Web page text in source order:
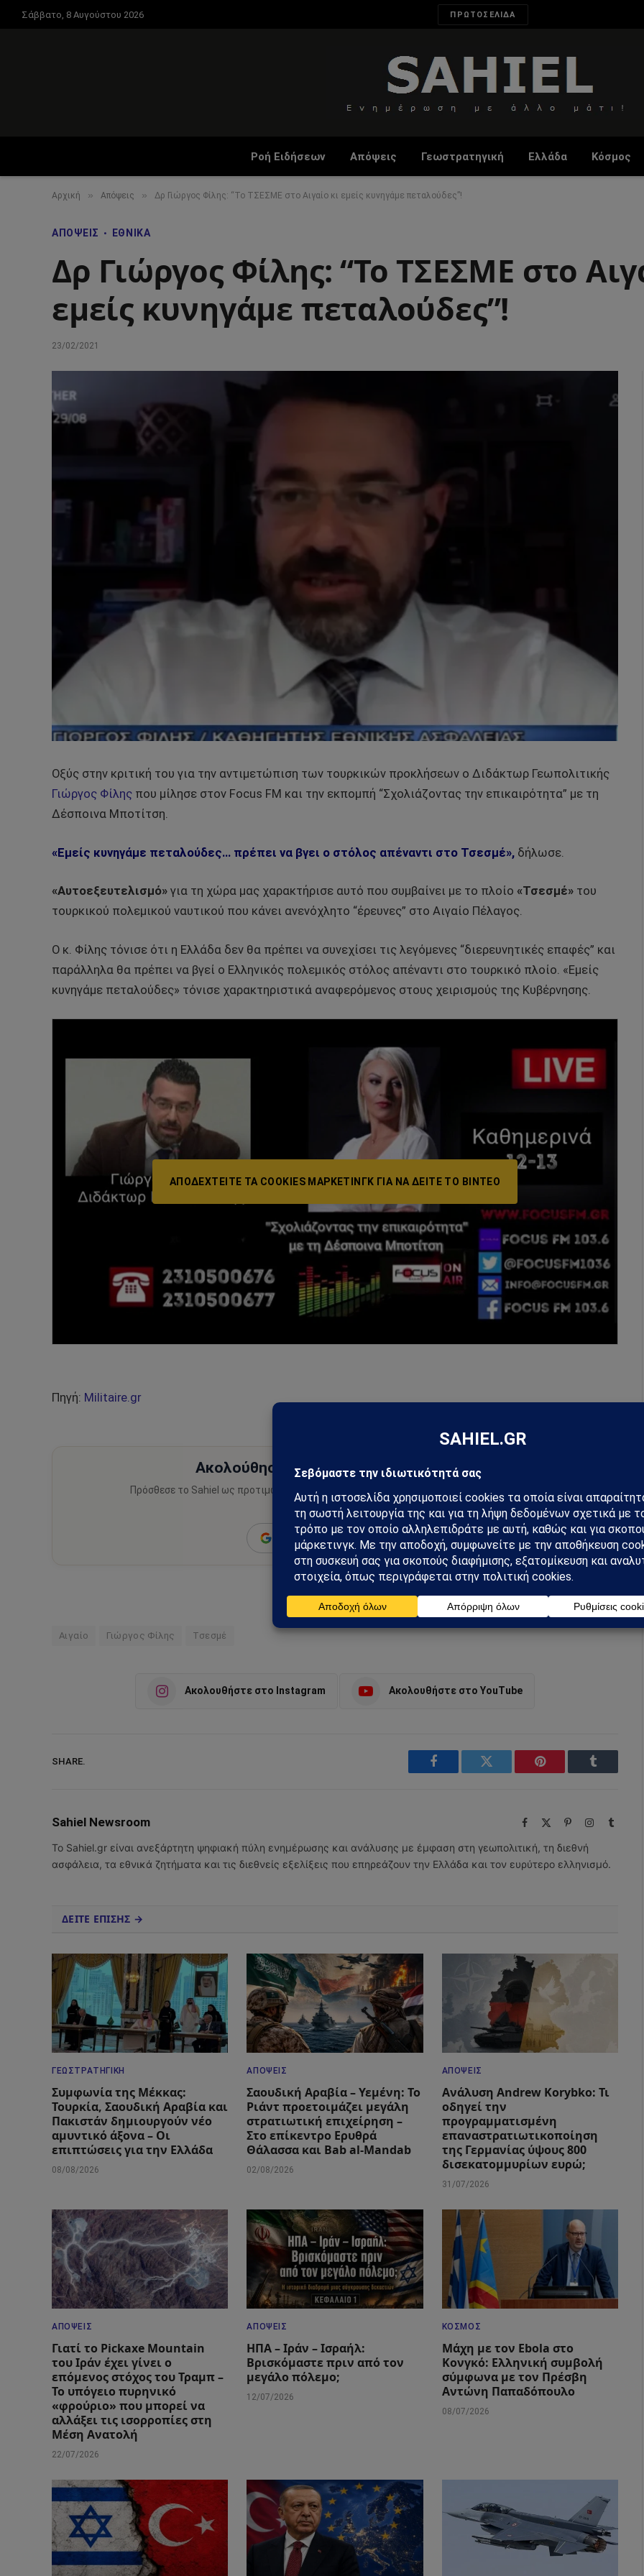
Σάββατο, 8 Αυγούστου 2026 ΠΡΩΤΟΣΕΛΙΔΑ
Ροή Ειδήσεων Απόψεις Γεωστρατηγική Ελλάδα Κόσμος
Αρχική » Απόψεις » Δρ Γιώργος Φίλης: “Το ΤΣΕΣΜΕ στο Αιγαίο κι εμείς κυνηγάμε πεταλούδες”!
ΑΠΌΨΕΙΣ ΕΘΝΙΚΆ
Δρ Γιώργος Φίλης: “Το ΤΣΕΣΜΕ στο
εμείς κυνηγάμε πεταλούδες”!
23/02/2021
Οξύς στην κριτική του για την αντιμετώπιση των τουρκικών προκλήσεων ο Διδάκτωρ Γεωπολιτικής
Γιώργος Φίλης που μίλησε στον Focus FM και την εκπομπή “Σχολιάζοντας την επικαιρότητα” με τη
Δέσποινα Μποτίτση.
«Εμείς κυνηγάμε πεταλούδες… πρέπει να βγει ο στόλος απέναντι στο Τσεσμέ», δήλωσε.
«Αυτοεξευτελισμό» για τη χώρα μας χαρακτήρισε αυτό που συμβαίνει με το πλοίο «Τσεσμέ» του
τουρκικού πολεμικού ναυτικού που κάνει ανενόχλητο “έρευνες” στο Αιγαίο Πέλαγος.
Ο κ. Φίλης τόνισε ότι η Ελλάδα δεν θα πρέπει να συνεχίσει τις λεγόμενες “διερευνητικές επαφές” και
παράλληλα θα πρέπει να βγεί ο Ελληνικός πολεμικός στόλος απέναντι στο τουρκικό πλοίο. «Εμείς
κυνηγάμε πεταλούδες» τόνισε χαρακτηριστικά αναφερόμενος στους χειρισμούς της Κυβέρνησης.
ΑΠΟΔΕΧΤΕΊΤΕ ΤΑ COOKIES ΜΆΡΚΕΤΙΝΓΚ ΓΙΑ ΝΑ ΔΕΊΤΕ ΤΟ ΒΙΝΤΕΟ
Πηγή: Militaire.gr
Ακολούθησε το Sahiel στο Google News
Πρόσθεσε το Sahiel ως προτιμώμενη πηγή για να λαμβάνεις πρώτος τις σημαντικότερες
ειδήσεις και αναλύσεις.
Add as a preferred source
Αιγαίο Γιώργος Φίλης Τσεσμέ
Ακολουθήστε στο Instagram Ακολουθήστε στο YouTube
SHARE.
Facebook Twitter Pinterest Tumblr
Sahiel Newsroom Facebook PinterestInstagramTumblr
Το Sahiel.gr είναι ανεξάρτητη ψηφιακή πύλη ενημέρωσης και ανάλυσης με έμφαση στη γεωπολιτική, τη διεθνή
ασφάλεια, τα εθνικά ζητήματα και τις διεθνείς εξελίξεις που επηρεάζουν την Ελλάδα και τον ευρύτερο ελληνισμό.
ΔΕΙΤΕ ΕΠΙΣΗΣ →
ΓΕΩΣΤΡΑΤΗΓΙΚΉ
Συμφωνία της Μέκκας:
Τουρκία, Σαουδική Αραβία και
Πακιστάν δημιουργούν νέο
αμυντικό άξονα – Οι
επιπτώσεις για την Ελλάδα
08/08/2026
ΑΠΌΨΕΙΣ
Σαουδική Αραβία – Υεμένη: Το
Ριάντ προετοιμάζει μεγάλη
στρατιωτική επιχείρηση –
Στο επίκεντρο Ερυθρά
Θάλασσα και Bab al-Mandab
02/08/2026
ΑΠΌΨΕΙΣ
Ανάλυση Andrew Korybko: Τι
οδηγεί την
προγραμματισμένη
επαναστρατιωτικοποίηση
της Γερμανίας ύψους 800
δισεκατομμυρίων ευρώ;
31/07/2026
ΑΠΌΨΕΙΣ
Γιατί το Pickaxe Mountain
του Ιράν έχει γίνει ο
επόμενος στόχος του Τραμπ –
Το υπόγειο πυρηνικό
«φρούριο» που μπορεί να
αλλάξει τις ισορροπίες στη
Μέση Ανατολή
22/07/2026
ΑΠΌΨΕΙΣ
ΗΠΑ – Ιράν – Ισραήλ:
Βρισκόμαστε πριν από τον
μεγάλο πόλεμο;
12/07/2026
ΚΌΣΜΟΣ
Μάχη με τον Ebola στο
Κονγκό: Ελληνική συμβολή
σύμφωνα με τον Πρέσβη
Αντώνη Παπαδόπουλο
08/07/2026